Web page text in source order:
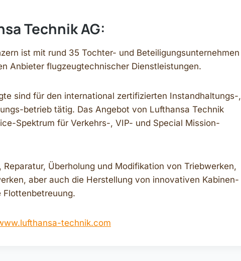
Technik AG:
ist mit rund 35 Tochter- und Beteiligungsunternehmen
Anbieter flugzeugtechnischer Dienstleistungen.
sind für den international zertifizierten Instandhaltungs-,
betrieb tätig. Das Angebot von Lufthansa Technik
Spektrum für Verkehrs-, VIP- und Special Mission-
Reparatur, Überholung und Modifikation von Triebwerken,
aber auch die Herstellung von innovativen Kabinen-
Flottenbetreuung.
technik.com